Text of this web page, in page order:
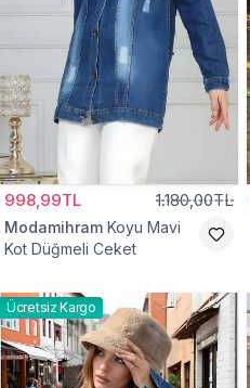
998,99TL 1.180,00TL
Modamihram Koyu Mavi
Kot Düğmeli Ceket
Ücretsiz Kargo